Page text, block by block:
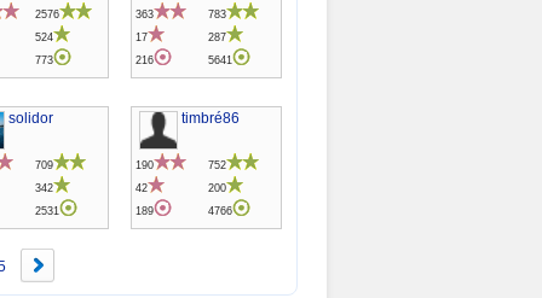
2576
524
773
363
17
216
783
287
5641
solidor
709
342
2531
timbré86
190
42
189
752
200
4766